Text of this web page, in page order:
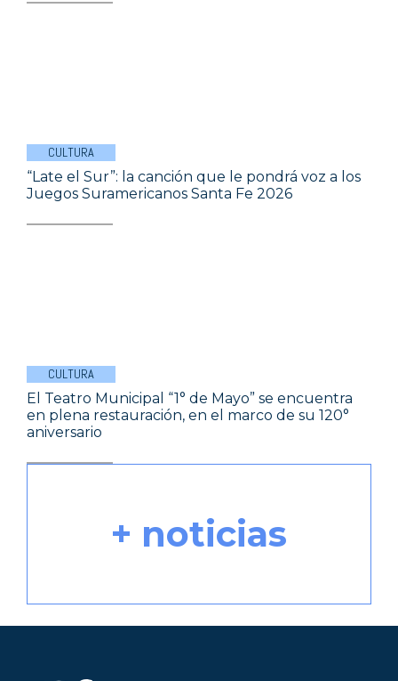
CULTURA
“Late el Sur”: la canción que le pondrá voz a los
Juegos Suramericanos Santa Fe 2026
CULTURA
El Teatro Municipal “1° de Mayo” se encuentra
en plena restauración, en el marco de su 120°
aniversario
+ noticias